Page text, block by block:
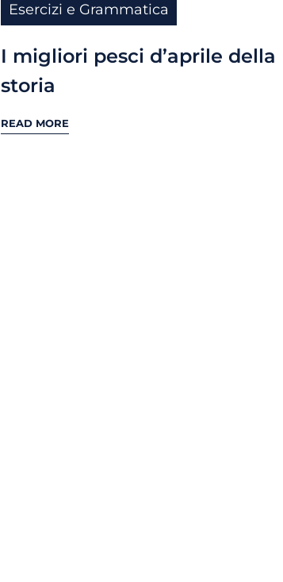
Esercizi e Grammatica
I migliori pesci d’aprile della
storia
READ MORE